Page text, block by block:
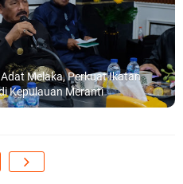
Melaka, Perkuat Ikatan
Kepulauan Meranti